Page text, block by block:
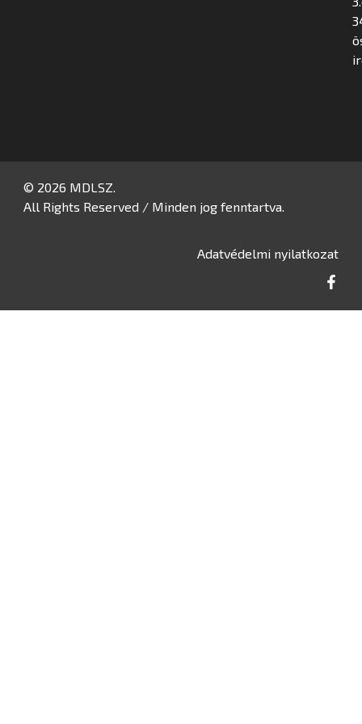
© 2026 MDLSZ.
All Rights Reserved / Minden jog fenntartva.
Adatvédelmi nyilatkozat